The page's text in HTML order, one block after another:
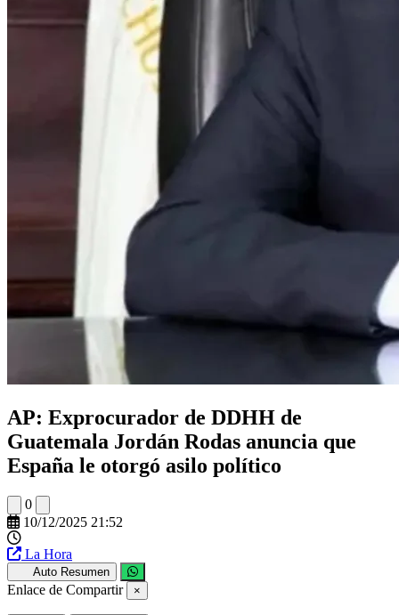
AP: Exprocurador de DDHH de
Guatemala Jordán Rodas anuncia que
España le otorgó asilo político
0
10/12/2025 21:52
La Hora
Auto Resumen
Enlace de Compartir ×